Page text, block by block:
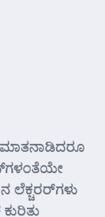
ಲೆಕ್ಚರರ್‌ಗಳು